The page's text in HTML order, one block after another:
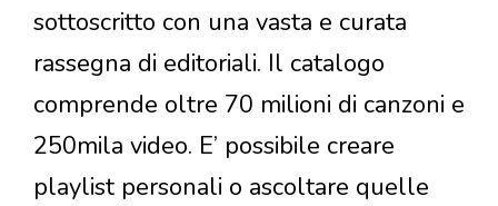
sottoscritto con una vasta e curata
rassegna di editoriali. Il catalogo
comprende oltre 70 milioni di canzoni e
250mila video. E’ possibile creare
playlist personali o ascoltare quelle